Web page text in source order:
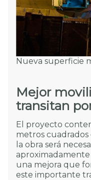
Nueva superficie
Mejor
transitan
El proyecto
metros
la obra será
una mejora que
este importante